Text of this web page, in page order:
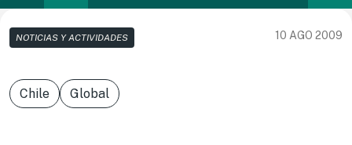
NOTICIAS Y ACTIVIDADES 10 AGO 2009
Chile Global